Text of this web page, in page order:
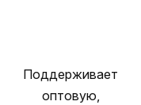
Поддерживает
оптовую,